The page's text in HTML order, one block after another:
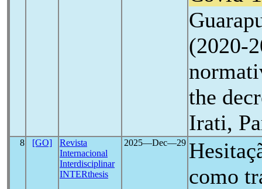
(2020-
the
Irati,
8 [GO]
Revista
Internacional
Interdisciplinar
INTERthesis
2025―Dec―29
como